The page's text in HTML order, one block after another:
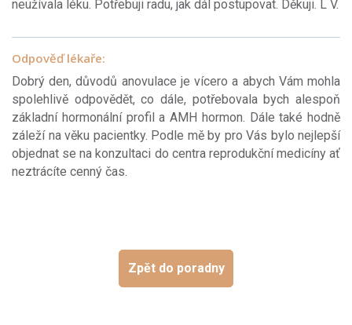
neužívala léku. Potřebuji radu, jak dál postupovat. Děkuji. L V.
Odpověď lékaře:
Dobrý den, důvodů anovulace je vícero a abych Vám mohla
spolehlivě odpovědět, co dále, potřebovala bych alespoň
základní hormonální profil a AMH hormon. Dále také hodně
záleží na věku pacientky. Podle mě by pro Vás bylo nejlepší
objednat se na konzultaci do centra reprodukční medicíny ať
neztrácíte cenný čas.
Zpět do poradny